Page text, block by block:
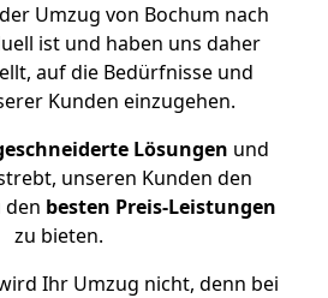
Umzug von Bochum nach
ist und haben uns daher
auf die Bedürfnisse und
Kunden einzugehen.
Lösungen und
unseren Kunden den
den besten Preis-Leistungen
zu bieten.
Ihr Umzug nicht, denn bei